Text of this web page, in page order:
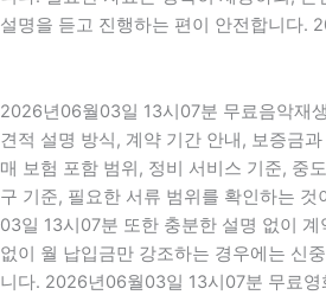
설명을 듣고 진행하는 편이 안전합니다.
2026년06월03일 13시07분 무료음악재
견적 설명 방식, 계약 기간 안내, 보증금
매 보험 포함 범위, 정비 서비스 기준, 중
구 기준, 필요한 서류 범위를 확인하는
03일 13시07분 또한 충분한 설명 없이 계
없이 월 납입금만 강조하는 경우에는 신
니다. 2026년06월03일 13시07분 무료영